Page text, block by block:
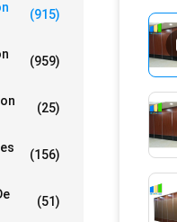
(915)
(959)
(25)
(156)
(51)